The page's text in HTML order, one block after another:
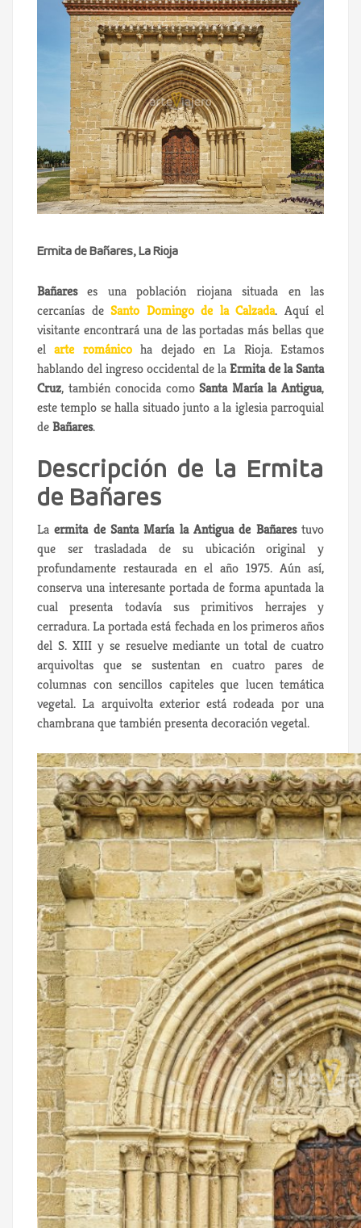
Ermita de Bañares, La Rioja
Bañareses una población riojana situada en las
cercanías de Santo Domingo de la Calzada. Aquí el
visitante encontrará una de las portadas más bellas que
elarte románicoha dejado en La Rioja. Estamos
hablando del ingreso occidental de laErmita de la Santa
Cruz, también conocida comoSanta María la Antigua,
este templo se halla situado junto a la iglesia parroquial
deBañares.
Descripción de la Ermita
de Bañares
Laermita de Santa María la Antigua de Bañarestuvo
que ser trasladada de su ubicación original y
profundamente restaurada en el año 1975. Aún así,
conserva una interesante portada de forma apuntada la
cual presenta todavía sus primitivos herrajes y
cerradura. La portada está fechada en los primeros años
del S. XIII y se resuelve mediante un total de cuatro
arquivoltas que se sustentan en cuatro pares de
columnas con sencillos capiteles que lucen temática
vegetal. La arquivolta exterior está rodeada por una
chambrana que también presenta decoración vegetal.